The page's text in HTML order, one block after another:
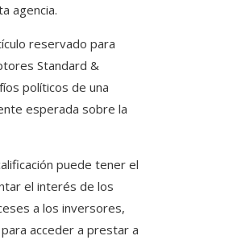
agencia.
reservado para
Standard &
políticos de una
esperada sobre la
puede tener el
el interés de los
a los inversores,
acceder a prestar a